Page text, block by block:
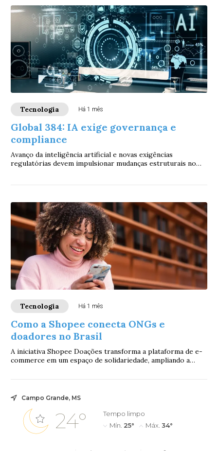
Tecnologia Há 1 mês
Global 384: IA exige governança e
compliance
Avanço da inteligência artificial e novas exigências
regulatórias devem impulsionar mudanças estruturais no
Tecnologia Há 1 mês
Como a Shopee conecta ONGs e
doadores no Brasil
A iniciativa Shopee Doações transforma a plataforma de e-
commerce em um espaço de solidariedade, ampliando a
Campo Grande, MS
24°
Tempo limpo
Mín. 25° Máx. 34°